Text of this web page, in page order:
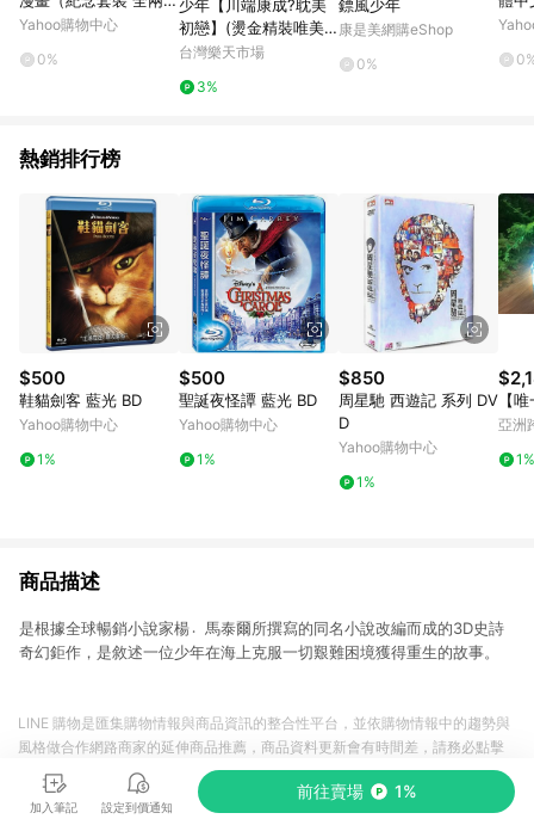
冊）
Yahoo購物中心
0%
少年【川端康成?耽美
初戀】(燙金精裝唯美
典藏版)
台灣樂天市場
3%
鏢風少年
康是美網購eShop
0%
(首
手書
熱銷排行榜
$500
鞋貓劍客 藍光 BD
Yahoo購物中心
1%
$500
聖誕夜怪譚 藍光 BD
Yahoo購物中心
1%
$850
周星馳 西遊記 系列 DV
D
Yahoo購物中心
1%
【
亞洲
1%
商品描述
是根據全球暢銷小說家楊〮馬泰爾所撰寫的同名小說改編而成的3D史詩
奇幻鉅作，是敘述一位少年在海上克服一切艱難困境獲得重生的故事。
加入筆記 設定到價通知
前往賣場 1%
LINE 購物是匯集購物情報與商品資訊的整合性平台，並依購物情報中的趨勢與
風格做合作網路商家的延伸商品推薦，商品資料更新會有時間差，請務必點擊
商品至各合作網路商家，確認現售價與購物條件，一切資訊以合作廠商網頁為
準。